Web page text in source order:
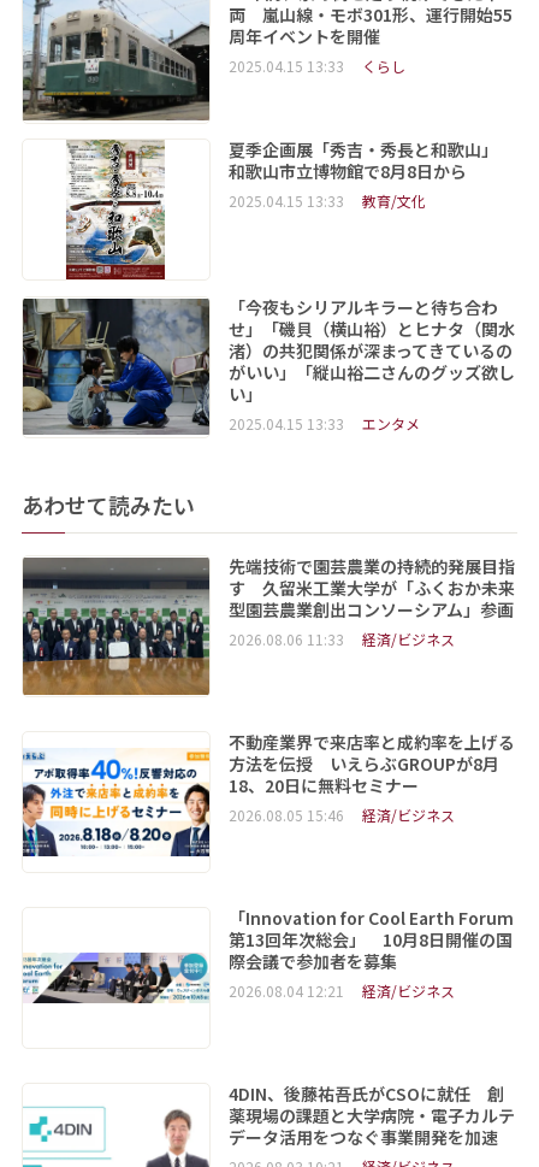
両 嵐山線・モボ301形、運行開始55
周年イベントを開催
2025.04.15 13:33 くらし
夏季企画展「秀吉・秀長と和歌山」
和歌山市立博物館で8月8日から
2025.04.15 13:33 教育/文化
「今夜もシリアルキラーと待ち合わ
せ」「磯貝（横山裕）とヒナタ（関水
渚）の共犯関係が深まってきているの
がいい」「縦山裕二さんのグッズ欲し
い」
2025.04.15 13:33 エンタメ
あわせて読みたい
先端技術で園芸農業の持続的発展目指
す 久留米工業大学が「ふくおか未来
型園芸農業創出コンソーシアム」参画
2026.08.06 11:33 経済/ビジネス
不動産業界で来店率と成約率を上げる
方法を伝授 いえらぶGROUPが8月
18、20日に無料セミナー
2026.08.05 15:46 経済/ビジネス
「Innovation for Cool Earth Forum
第13回年次総会」 10月8日開催の国
際会議で参加者を募集
2026.08.04 12:21 経済/ビジネス
4DIN、後藤祐吾氏がCSOに就任 創
薬現場の課題と大学病院・電子カルテ
データ活用をつなぐ事業開発を加速